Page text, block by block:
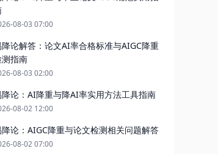
08-03 07:00
论解答：论文AI率合格标准与AIGC降重
指南
08-03 02:00
论：AI降重与降AI率实用方法工具指南
08-02 12:00
论：AIGC降重与论文检测相关问题解答
08-02 07:00